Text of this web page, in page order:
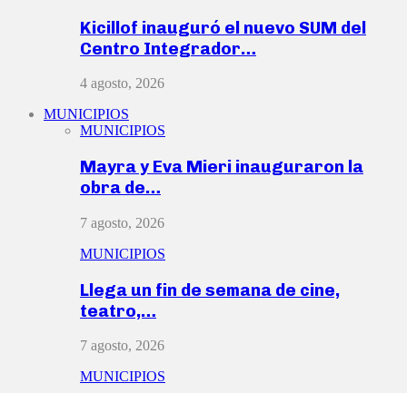
Kicillof inauguró el nuevo SUM del
Centro Integrador…
4 agosto, 2026
MUNICIPIOS
MUNICIPIOS
Mayra y Eva Mieri inauguraron la
obra de…
7 agosto, 2026
MUNICIPIOS
Llega un fin de semana de cine,
teatro,…
7 agosto, 2026
MUNICIPIOS